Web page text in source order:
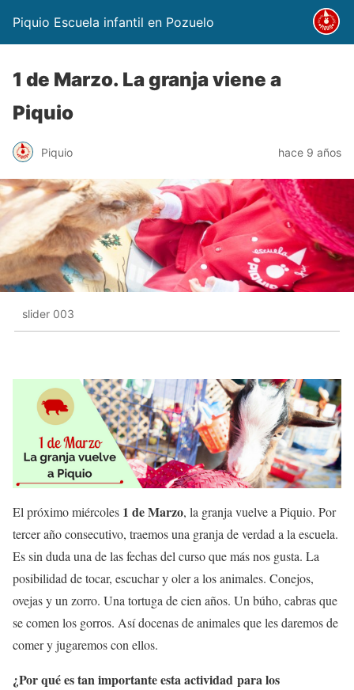
Piquio Escuela infantil en Pozuelo
1 de Marzo. La granja viene a
Piquio
Piquio hace 9 años
slider 003
El próximo miércoles 1 de Marzo, la granja vuelve a Piquio. Por
tercer año consecutivo, traemos una granja de verdad a la escuela.
Es sin duda una de las fechas del curso que más nos gusta. La
posibilidad de tocar, escuchar y oler a los animales. Conejos,
ovejas y un zorro. Una tortuga de cien años. Un búho, cabras que
se comen los gorros. Así docenas de animales que les daremos de
comer y jugaremos con ellos.
¿Por qué es tan importante esta actividad para los